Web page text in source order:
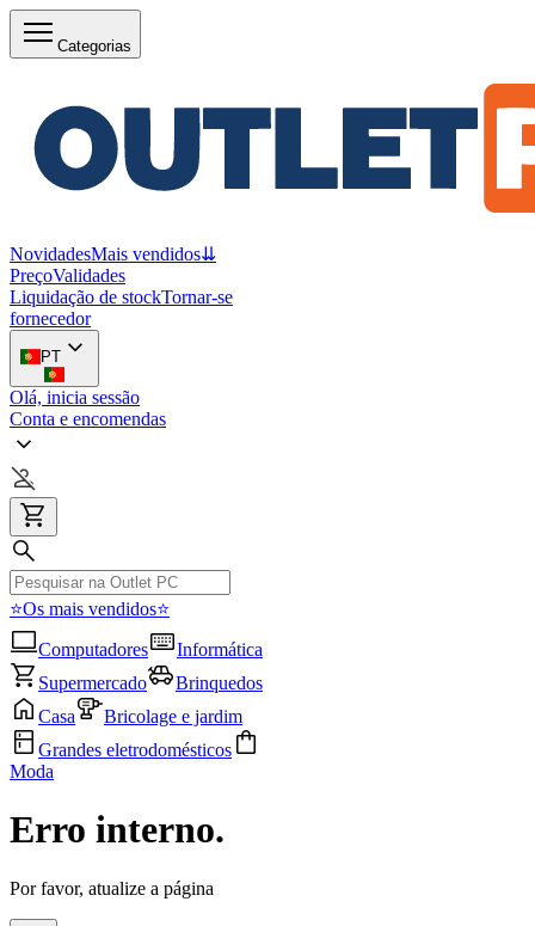
Categorias
NovidadesMais vendidos⇊
PreçoValidades
Liquidação de stockTornar-se
fornecedor
PT
Olá, inicia sessão
Conta e encomendas
⭐Os mais vendidos⭐
Computadores
Informática
Supermercado
Brinquedos
Casa
Bricolage e jardim
Grandes eletrodomésticos
Moda
Erro interno.
Por favor, atualize a página